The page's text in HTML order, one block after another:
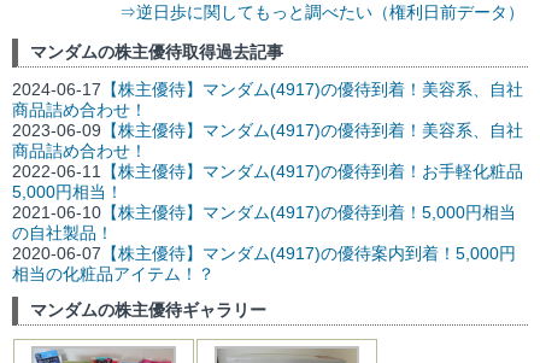
⇒逆日歩に関してもっと調べたい（権利日前データ）
マンダムの株主優待取得過去記事
2024-06-17 【株主優待】マンダム(4917)の優待到着！美容系、自社
商品詰め合わせ！
2023-06-09 【株主優待】マンダム(4917)の優待到着！美容系、自社
商品詰め合わせ！
2022-06-11
【株主優待】マンダム(4917)の優待到着！お手軽化粧品
5,000円相当！
2021-06-10 【株主優待】マンダム(4917)の優待到着！5,000円相当
の自社製品！
2020-06-07 【株主優待】マンダム(4917)の優待案内到着！5,000円
相当の化粧品アイテム！？
マンダムの株主優待ギャラリー